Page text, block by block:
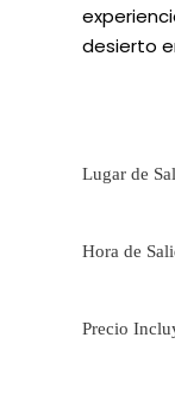
desierto
Lugar de
Hora de
Precio